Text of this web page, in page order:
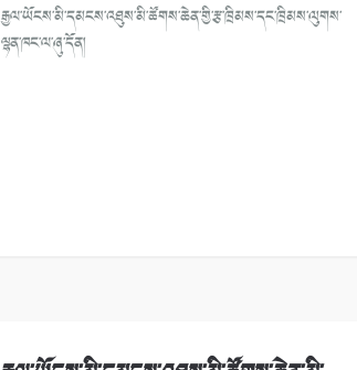
རྒྱལ་ཡོངས་མི་དམངས་འཐུས་མི་ཚོགས་ཆེན་གྱི་རྩ་ཁྲིམས་དང་ཁྲིམས་ལུགས་
ལྷན་ཁང་ལ་ཞུ་དོན།